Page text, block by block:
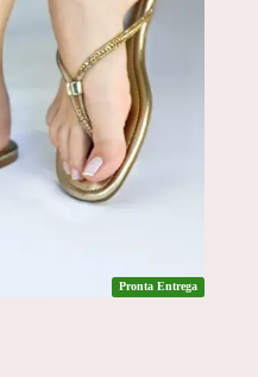
Pronta Entrega